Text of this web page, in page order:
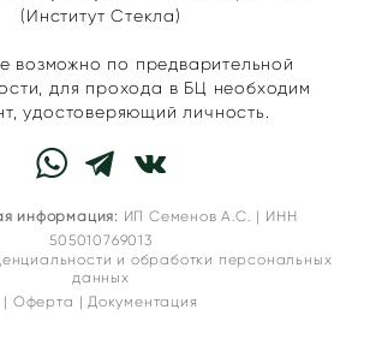
(Институт Стекла)
возможно по предварительной
для прохода в БЦ необходим
удостоверяющий личность.
информация: ИП Семенов А.С. | ИНН
505010769013
и обработки персональных
данных
| Оферта |Документация